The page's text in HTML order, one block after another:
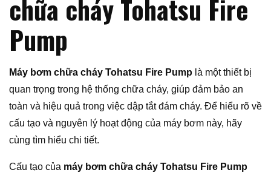
chữa cháy Tohatsu Fire
Pump
Máy bơm chữa cháy Tohatsu Fire Pump là một thiết bị
quan trọng trong hệ thống chữa cháy, giúp đảm bảo an
toàn và hiệu quả trong việc dập tắt đám cháy. Để hiểu rõ về
cấu tạo và nguyên lý hoạt động của máy bơm này, hãy
cùng tìm hiểu chi tiết.
Cấu tạo của máy bơm chữa cháy Tohatsu Fire Pump